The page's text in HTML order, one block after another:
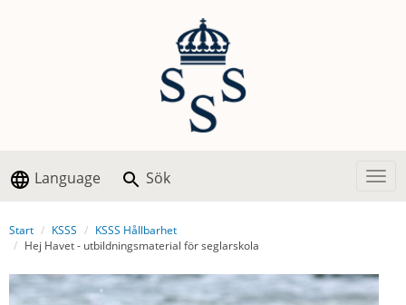
Language Sök
Start KSSS
KSSS Hållbarhet
Hej Havet - utbildningsmaterial för seglarskola